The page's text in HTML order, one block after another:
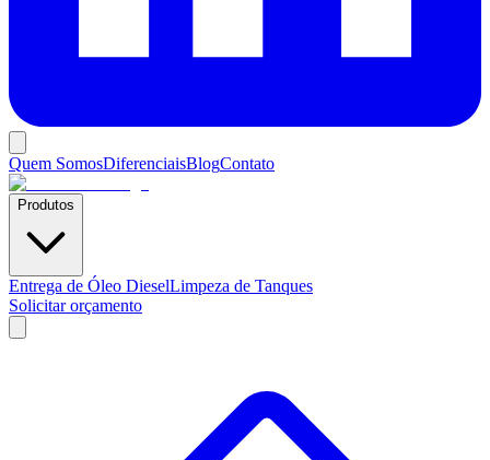
Quem SomosDiferenciaisBlogContato
Produtos
Entrega de Óleo DieselLimpeza de Tanques
Solicitar orçamento